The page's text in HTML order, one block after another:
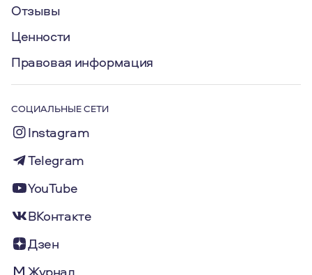
Отзывы
Ценности
Правовая информация
СОЦИАЛЬНЫЕ СЕТИ
Instagram
Telegram
YouTube
ВКонтакте
Дзен